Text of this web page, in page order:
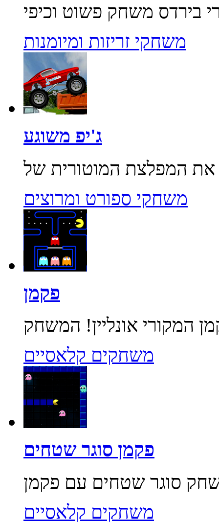
משחקי זריזות ומיומנות
ג'יפ משוגע
משחקי ספורט ומרוצים
פקמן
משחקים קלאסיים
פקמן סוגר שטחים
משחקים קלאסיים